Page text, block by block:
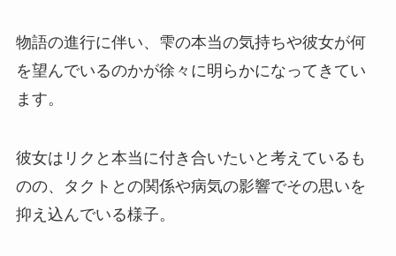
物語の進行に伴い、雫の本当の気持ちや彼女が何
を望んでいるのかが徐々に明らかになってきてい
ます。
彼女はリクと本当に付き合いたいと考えているも
のの、タクトとの関係や病気の影響でその思いを
抑え込んでいる様子。